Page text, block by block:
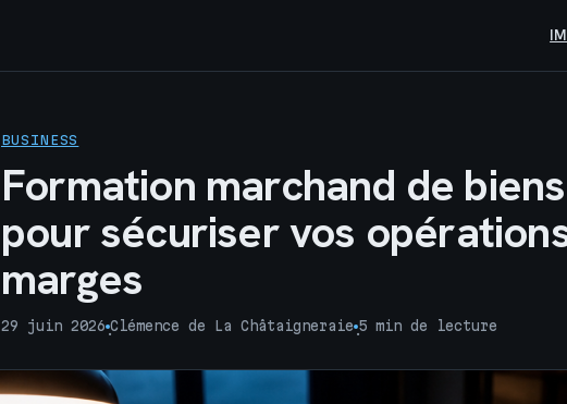
BUSINESS
Formation marchand de
pour sécuriser vos
marges
29 juin 2026
·
Clémence de La Châtaigneraie
·
5 min de lecture